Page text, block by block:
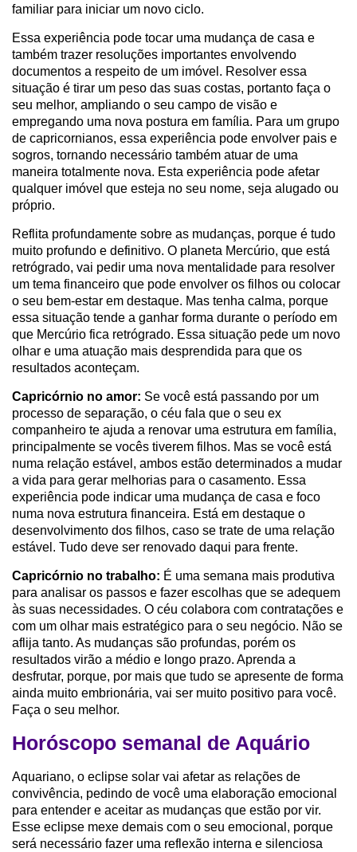
familiar para iniciar um novo ciclo.
Essa experiência pode tocar uma mudança de casa e
também trazer resoluções importantes envolvendo
documentos a respeito de um imóvel. Resolver essa
situação é tirar um peso das suas costas, portanto faça o
seu melhor, ampliando o seu campo de visão e
empregando uma nova postura em família. Para um grupo
de capricornianos, essa experiência pode envolver pais e
sogros, tornando necessário também atuar de uma
maneira totalmente nova. Esta experiência pode afetar
qualquer imóvel que esteja no seu nome, seja alugado ou
próprio.
Reflita profundamente sobre as mudanças, porque é tudo
muito profundo e definitivo. O planeta Mercúrio, que está
retrógrado, vai pedir uma nova mentalidade para resolver
um tema financeiro que pode envolver os filhos ou colocar
o seu bem-estar em destaque. Mas tenha calma, porque
essa situação tende a ganhar forma durante o período em
que Mercúrio fica retrógrado. Essa situação pede um novo
olhar e uma atuação mais desprendida para que os
resultados aconteçam.
Capricórnio no amor: Se você está passando por um
processo de separação, o céu fala que o seu ex
companheiro te ajuda a renovar uma estrutura em família,
principalmente se vocês tiverem filhos. Mas se você está
numa relação estável, ambos estão determinados a mudar
a vida para gerar melhorias para o casamento. Essa
experiência pode indicar uma mudança de casa e foco
numa nova estrutura financeira. Está em destaque o
desenvolvimento dos filhos, caso se trate de uma relação
estável. Tudo deve ser renovado daqui para frente.
Capricórnio no trabalho: É uma semana mais produtiva
para analisar os passos e fazer escolhas que se adequem
às suas necessidades. O céu colabora com contratações e
com um olhar mais estratégico para o seu negócio. Não se
aflija tanto. As mudanças são profundas, porém os
resultados virão a médio e longo prazo. Aprenda a
desfrutar, porque, por mais que tudo se apresente de forma
ainda muito embrionária, vai ser muito positivo para você.
Faça o seu melhor.
Horóscopo semanal de Aquário
Aquariano, o eclipse solar vai afetar as relações de
convivência, pedindo de você uma elaboração emocional
para entender e aceitar as mudanças que estão por vir.
Esse eclipse mexe demais com o seu emocional, porque
será necessário fazer uma reflexão interna e silenciosa